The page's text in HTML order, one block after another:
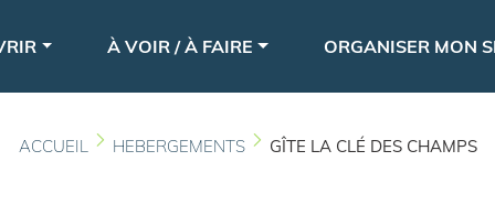
au
principal
À VOIR / À FAIRE ORGANISER MON
ACCUEIL HEBERGEMENTS GÎTE LA CLÉ DES CHAMPS